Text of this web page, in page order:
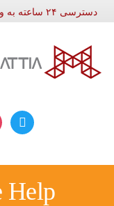
دسترسی ۲۴ ساعته به واحد فروش: ۰۹۱۲۷۲۰۱۴۱۷ | ۰۹۰۱۶۰۰۰۴۱۴
twitter